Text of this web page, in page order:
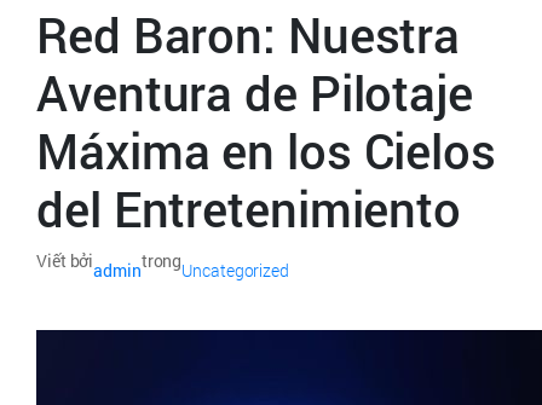
Red Baron: Nuestra
Aventura de Pilotaje
Máxima en los Cielos
del Entretenimiento
Viết bởiadmintrongUncategorized